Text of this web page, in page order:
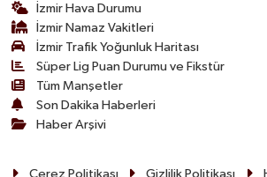
İzmir Hava Durumu
İzmir Namaz Vakitleri
İzmir Trafik Yoğunluk Haritası
Süper Lig Puan Durumu ve Fikstür
Tüm Manşetler
Son Dakika Haberleri
Haber Arşivi
Çerez Politikası Gizlilik Politikası